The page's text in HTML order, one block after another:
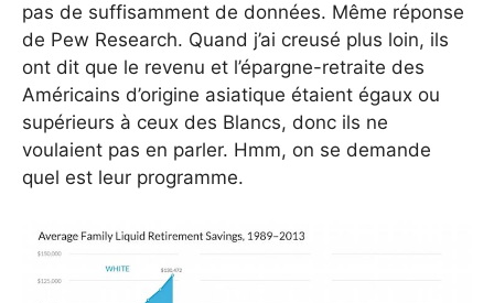
pas de suffisamment de données. Même réponse
de Pew Research. Quand j’ai creusé plus loin, ils
ont dit que le revenu et l’épargne-retraite des
Américains d’origine asiatique étaient égaux ou
supérieurs à ceux des Blancs, donc ils ne
voulaient pas en parler. Hmm, on se demande
quel est leur programme.